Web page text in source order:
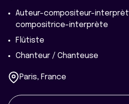
Auteur-compositeur-
compositrice-interprète
Flûtiste
Chanteur / Chanteuse
Paris, France